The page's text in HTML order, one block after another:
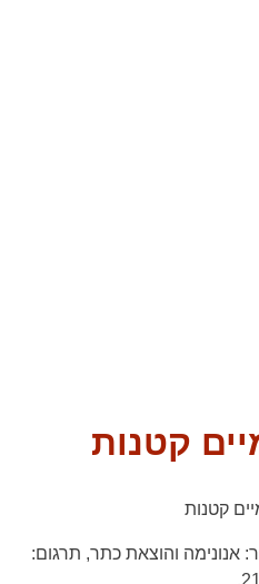
קטנות
אנונימה והוצאת כתר, תרגום: